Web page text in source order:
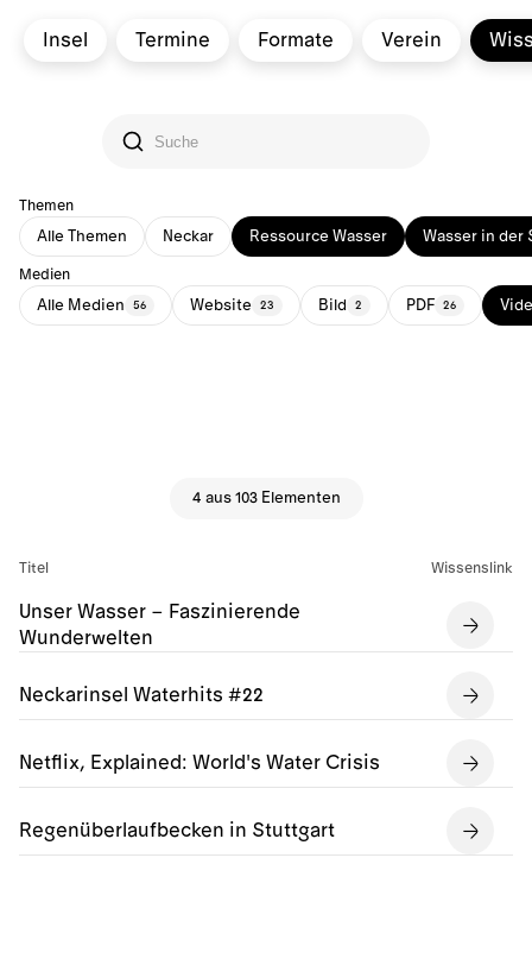
Insel Termine Formate Verein
Themen
Alle Themen Neckar Ressource Wasser Wasser in der
Medien
Alle Medien 56 Website 23 Bild 2 PDF 26
4 aus 103 Elementen
Titel Wissenslink
Unser Wasser – Faszinierende
Wunderwelten
Neckarinsel Waterhits #22
Netflix, Explained: World's Water Crisis
Regenüberlaufbecken in Stuttgart